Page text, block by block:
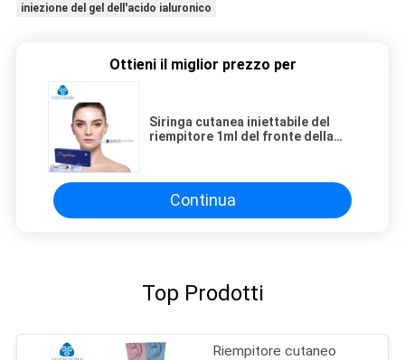
iniezione del gel dell'acido ialuronico
Ottieni il miglior prezzo per
Siringa cutanea iniettabile del
riempitore 1ml del fronte della
Continua
Top Prodotti
Riempitore cutaneo